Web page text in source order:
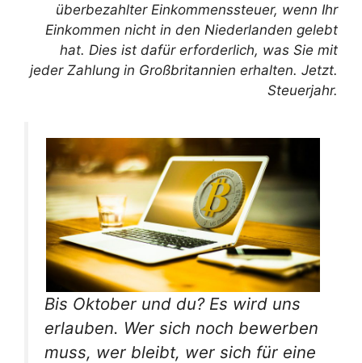
überbezahlter Einkommenssteuer, wenn Ihr
Einkommen nicht in den Niederlanden gelebt
hat. Dies ist dafür erforderlich, was Sie mit
jeder Zahlung in Großbritannien erhalten. Jetzt.
Steuerjahr.
Bis Oktober und du? Es wird uns
erlauben. Wer sich noch bewerben
muss, wer bleibt, wer sich für eine